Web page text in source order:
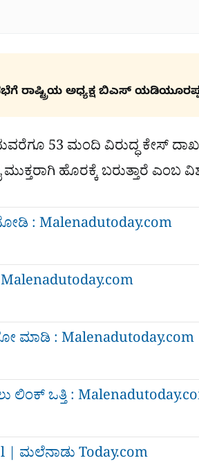
ರಾಷ್ಟ್ರಿಯ ಅಧ್ಯಕ್ಷ ಬಿಎಸ್
53 ಮಂದಿ ವಿರುದ್ಧ ಕೇಸ್
ಹೊರಕ್ಕೆ ಬರುತ್ತಾರೆ ಎಂಬ
: Malenadutoday.com
ಮಾಡಿ : Malenadutoday.com
ಲಿಂಕ್ ಒತ್ತಿ :
| ಮಲೆನಾಡು Today.com